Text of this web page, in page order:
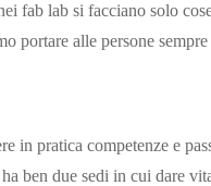
fab lab si facciano solo
portare alle persone
pratica competenze e
ben due sedi in cui dare